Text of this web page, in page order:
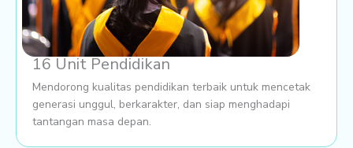
16 Unit Pendidikan
Mendorong kualitas pendidikan terbaik untuk mencetak
generasi unggul, berkarakter, dan siap menghadapi
tantangan masa depan.